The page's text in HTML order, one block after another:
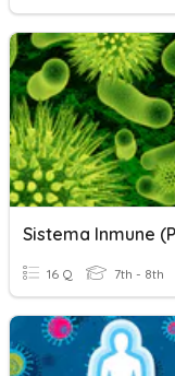
16 Q 7th - 8th